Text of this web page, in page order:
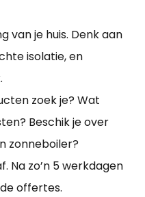
van je huis. Denk aan
isolatie, en
zoek je? Wat
Beschik je over
zonneboiler?
Na zo’n 5 werkdagen
offertes.